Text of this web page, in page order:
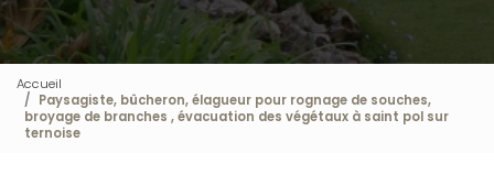
Accueil
Paysagiste, bûcheron, élagueur pour rognage de souches,
broyage de branches , évacuation des végétaux à saint pol sur
ternoise